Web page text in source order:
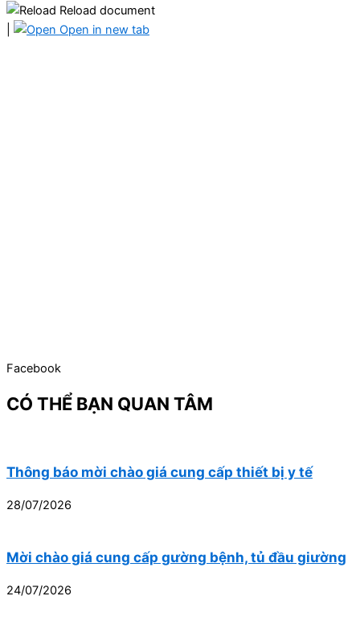
Reload document
Open in new tab
Facebook
CÓ THỂ BẠN QUAN TÂM
Thông báo mời chào giá cung cấp thiết bị y tế
28/07/2026
Mời chào giá cung cấp gường bệnh, tủ đầu giường
24/07/2026